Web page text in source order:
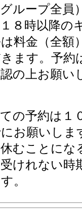
ループ全員
８時以降の
料金（全額
ます。予約
の上お願い
の予約は１
お願いしま
むことにな
けれない時
。